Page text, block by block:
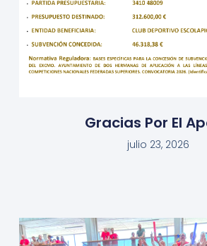
Gracias Por El
julio 23, 2026